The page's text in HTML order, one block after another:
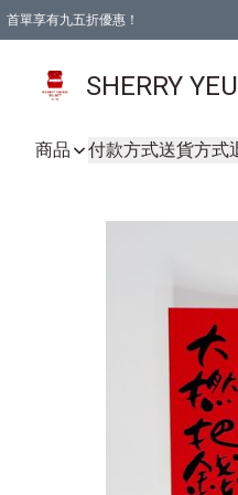
首單享有九五折優惠！
SHERRY
商品 付款方式送貨方式